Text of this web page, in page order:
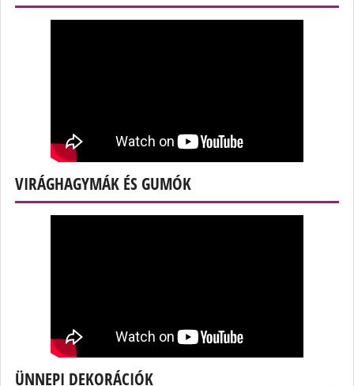
VIRÁGHAGYMÁK ÉS GUMÓK
ÜNNEPI DEKORÁCIÓK